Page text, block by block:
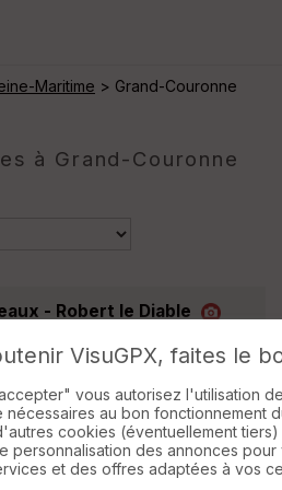
Maritime > Grand-Couronne
à Grand-Couronne
- Robert le Diable
Pédestre 14 km 400 m
boucle en sens anti-horaire.
face mairie de Moulineaux
Jacques-le-Majeur. »
VisuGPX, faites le
vous autorisez l'utilisation
nécessaires au bon fonctionnement
cookies (éventuellement
personnalisation des annonces pour
et des offres adaptées à vos